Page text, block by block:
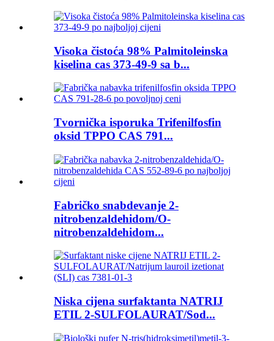
Visoka čistoća 98% Palmitoleinska
kiselina cas 373-49-9 sa b...
Tvornička isporuka Trifenilfosfin
oksid TPPO CAS 791...
Fabričko snabdevanje 2-
nitrobenzaldehidom/O-
nitrobenzaldehidom...
Niska cijena surfaktanta NATRIJ
ETIL 2-SULFOLAURAT/Sod...